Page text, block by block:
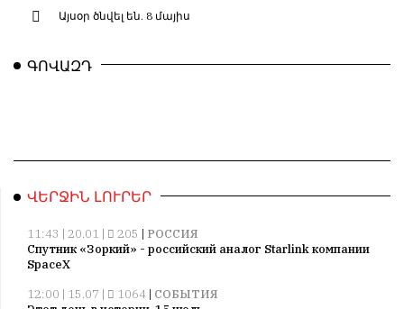
Այսօր ծնվել են. 8 մայիս
ԳՈՎԱԶԴ
ՎԵՐՋԻՆ ԼՈՒՐԵՐ
11:43 | 20.01 | 205 | РОССИЯ
Спутник «Зоркий» - российский аналог Starlink компании
SpaceX
12:00 | 15.07 |
1064 | СОБЫТИЯ